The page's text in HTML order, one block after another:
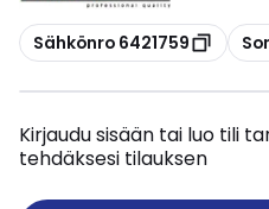
Kopioi
Sähkönro 6421759
Kirjaudu sisään tai luo tili
tehdäksesi tilauksen